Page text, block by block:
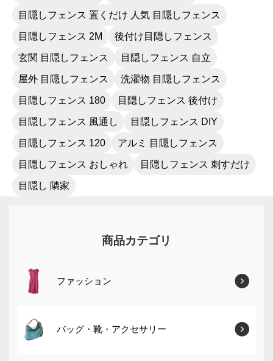
目隠しフェンス 置くだけ 人気 目隠しフェンス
目隠しフェンス 2M 後付け目隠しフェンス
玄関 目隠しフェンス 目隠しフェンス 自立
屋外 目隠しフェンス 洗濯物 目隠しフェンス
目隠しフェンス 180 目隠しフェンス 後付け
目隠しフェンス 風通し 目隠しフェンス DIY
目隠しフェンス 120 アルミ 目隠しフェンス
目隠しフェンス おしゃれ 目隠しフェンス 刺すだけ
目隠し 隣家
商品カテゴリ
ファッション
バッグ・靴・アクセサリー